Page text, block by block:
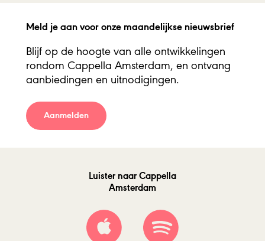
Meld je aan voor onze maandelijkse nieuwsbrief
Blijf op de hoogte van alle ontwikkelingen
rondom Cappella Amsterdam, en ontvang
aanbiedingen en uitnodigingen.
Aanmelden
Luister naar Cappella
Amsterdam